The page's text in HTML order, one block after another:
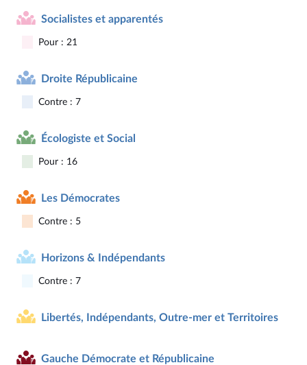
Socialistes et apparentés
Pour : 21
Droite Républicaine
Contre : 7
Écologiste et Social
Pour : 16
Les Démocrates
Contre : 5
Horizons & Indépendants
Contre : 7
Libertés, Indépendants, Outre-mer et Territoires
Gauche Démocrate et Républicaine